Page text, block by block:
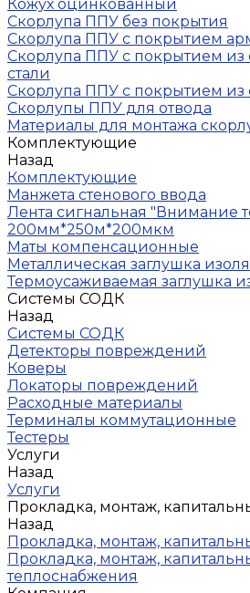
Кожух оцинкованный
Скорлупа ППУ без покрытия
Скорлупа ППУ с покрытием
Скорлупа ППУ с покрытием
стали
Скорлупа ППУ с покрытием из
Скорлупы ППУ для отвода
Материалы для монтажа
Комплектующие
Назад
Комплектующие
Манжета стенового ввода
Лента сигнальная "Внимание
200мм*250м*200мкм
Маты компенсационные
Металлическая заглушка
Термоусаживаемая заглушка
Системы СОДК
Назад
Системы СОДК
Детекторы повреждений
Коверы
Локаторы повреждений
Расходные материалы
Терминалы коммутационные
Тестеры
Услуги
Назад
Услуги
Прокладка, монтаж,
Назад
Прокладка, монтаж,
Прокладка, монтаж,
теплоснабжения